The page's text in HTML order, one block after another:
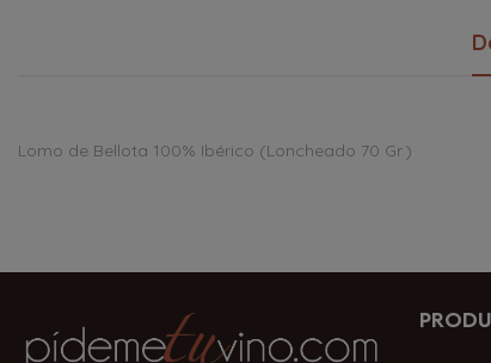
Lomo de Bellota 100% Ibérico (Loncheado 70 Gr.)